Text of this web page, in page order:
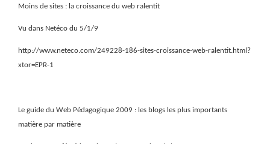
Moins de sites : la croissance du web ralentit
Vu dans Netéco du 5/1/9
http://www.neteco.com/249228-186-sites-croissance-web-ralentit.html?
xtor=EPR-1
Le guide du Web Pédagogique 2009 : les blogs les plus importants
matière par matière